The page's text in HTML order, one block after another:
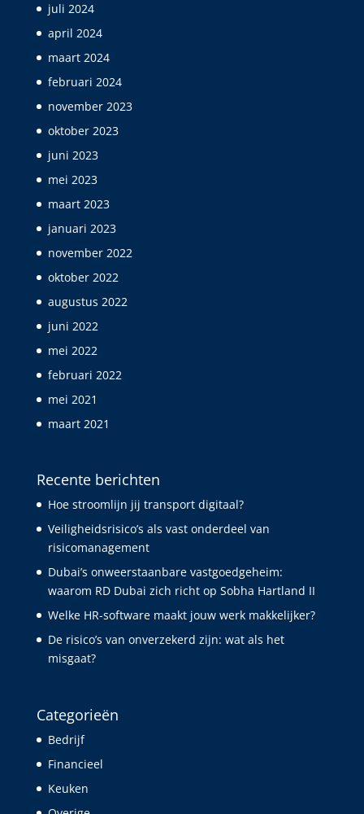
juli 2024
april 2024
maart 2024
februari 2024
november 2023
oktober 2023
juni 2023
mei 2023
maart 2023
januari 2023
november 2022
oktober 2022
augustus 2022
juni 2022
mei 2022
februari 2022
mei 2021
maart 2021
Recente berichten
Hoe stroomlijn jij transport digitaal?
Veiligheidsrisico’s als vast onderdeel van
risicomanagement
Dubai’s onweerstaanbare vastgoedgeheim:
waarom RD Dubai zich richt op Sobha Hartland II
Welke HR-software maakt jouw werk makkelijker?
De risico’s van onverzekerd zijn: wat als het
misgaat?
Categorieën
Bedrijf
Financieel
Keuken